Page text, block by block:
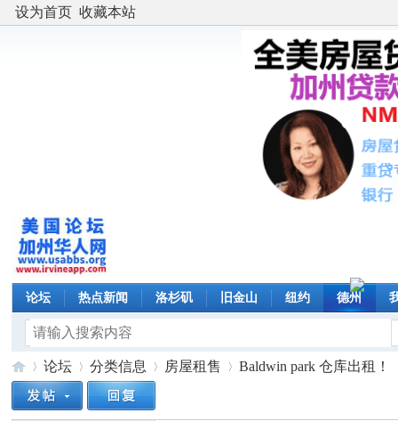
设为首页 收藏本站
论坛 热点新闻 洛杉矶 旧金山 纽约 德州
论坛 分类信息 房屋租售 Baldwin park 仓库出租！